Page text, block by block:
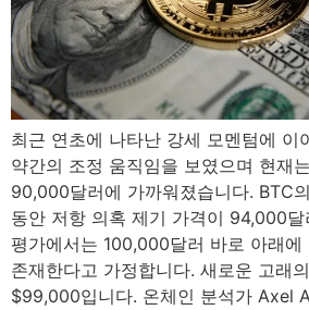
최근 연초에 나타난 강세 모멘텀에 이
약간의 조정 움직임을 보였으며 현재
90,000달러에 가까워졌습니다. BTC
동안 저항 의혹 제기 가격이 94,000달
평가에서는 100,000달러 바로 아래에
존재한다고 가정합니다. 새로운 고래
$99,000입니다. 온체인 분석가 Axel